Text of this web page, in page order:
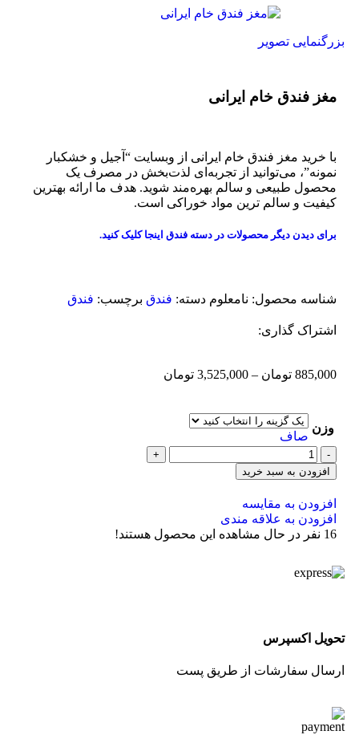
بزرگنمایی تصویر
مغز فندق خام ایرانی
با خرید مغز فندق خام ایرانی از وبسایت “آجیل و خشکبار
نمونه”، می‌توانید از تجربه‌ای لذت‌بخش در مصرف یک
محصول طبیعی و سالم بهره‌مند شوید. هدف ما ارائه بهترین
کیفیت و سالم ترین مواد خوراکی است.
برای دیدن دیگر محصولات در دسته فندق اینجا کلیککنید.
شناسه محصول: نامعلوم دسته: فندق برچسب: فندق
اشتراک گذاری:
885,000 تومان –
3,525,000 تومان
وزن
صاف
افزودن به سبد خرید
افزودن به مقایسه
افزودن به علاقه مندی
16 نفر در حال مشاهده این محصول هستند!
تحویل اکسپرس
ارسال سفارشات از طریق پست